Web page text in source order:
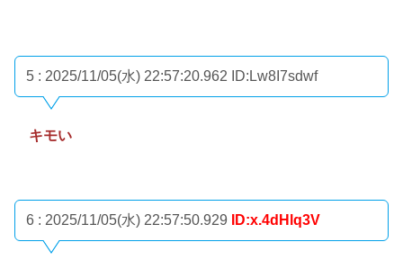
5 : 2025/11/05(水) 22:57:20.962 ID:Lw8I7sdwf
キモい
6 : 2025/11/05(水) 22:57:50.929 ID:x.4dHlq3V